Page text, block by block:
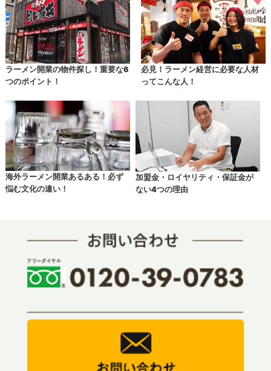
ラーメン開業の物件探し！重要な6
つのポイント！
必見！ラーメン経営に必要な人材
ってこんな人！
海外ラーメン開業あるある！必ず
悩む文化の違い！
加盟金・ロイヤリティ・保証金が
ない4つの理由